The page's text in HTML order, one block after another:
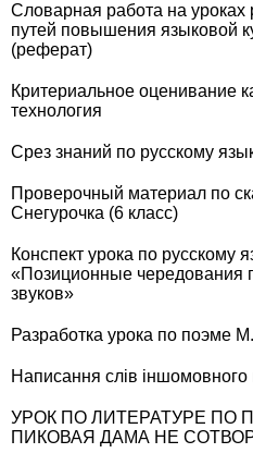
Словарная работа на уроках
путей повышения языковой
(реферат)
Критериальное оценивание
технология
Срез знаний по русскому
Проверочный материал по
Снегурочка (6 класс)
Конспект урока по русскому
«Позиционные чередования
звуков»
Разработка урока по
Написання слів
УРОК ПО ЛИТЕРАТУРЕ ПО
ПИКОВАЯ ДАМА НЕ